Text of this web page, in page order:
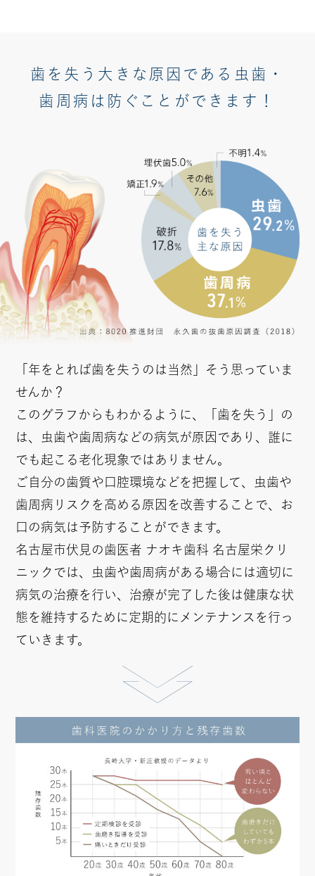
歯を失う大きな原因である虫歯・
歯周病は防ぐことができます！
「年をとれば歯を失うのは当然」そう思っていま
せんか？
このグラフからもわかるように、「歯を失う」の
は、虫歯や歯周病などの病気が原因であり、誰に
でも起こる老化現象ではありません。
ご自分の歯質や口腔環境などを把握して、虫歯や
歯周病リスクを高める原因を改善することで、お
口の病気は予防することができます。
名古屋市伏見の歯医者 ナオキ歯科 名古屋栄クリ
ニックでは、虫歯や歯周病がある場合には適切に
病気の治療を行い、治療が完了した後は健康な状
態を維持するために定期的にメンテナンスを行っ
ていきます。